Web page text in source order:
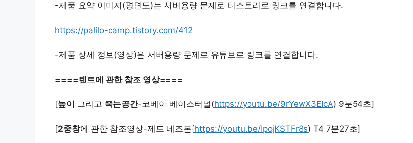
-제품 요약 이미지(평면도)는 서버용량 문제로 티스토리로 링크를 연결합니다.
https://palilo-camp.tistory.com/412
-제품 상세 정보(영상)은 서버용량 문제로 유튜브로 링크를 연결합니다.
====텐트에 관한 참조 영상====
[높이 그리고 죽는공간-코베아 베이스터널(https://youtu.be/9rYewX3EIcA) 9분54초]
[2중창에 관한 참조영상-제드 네즈본(https://youtu.be/IpojKSTFr8s) T4 7분27초]